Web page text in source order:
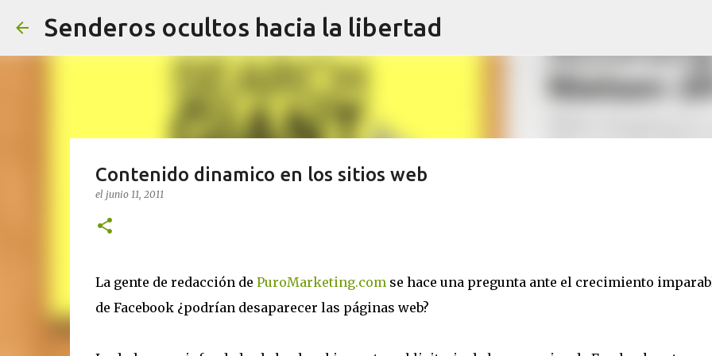
Senderos ocultos hacia la libertad
Contenido dinamico en los sitios web
el junio 11, 2011
La gente de redacción de PuroMarketing.comse hace una pregunta ante el crecimiento
de Facebook ¿podrían desaparecer las páginas web?